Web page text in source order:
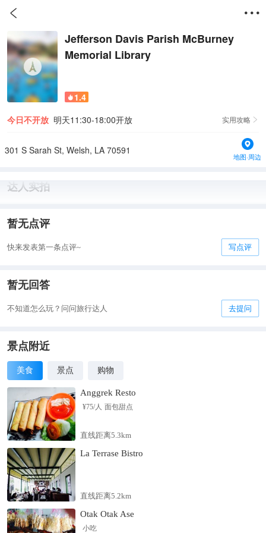
 
Jefferson Davis Parish McBurney
Memorial Library
 1.4
今日不开放 明天11:30-18:00开放 实用攻略 
301 S Sarah St, Welsh, LA 70591
地图·周边
达人实拍
暂无点评
快来发表第一条点评~ 写点评
暂无回答
不知道怎么玩？问问旅行达人 去提问
景点附近
美食 景点 购物
Anggrek Resto
¥75/人 面包甜点
直线距离5.3km
La Terrase Bistro
直线距离5.2km
Otak Otak Ase
小吃